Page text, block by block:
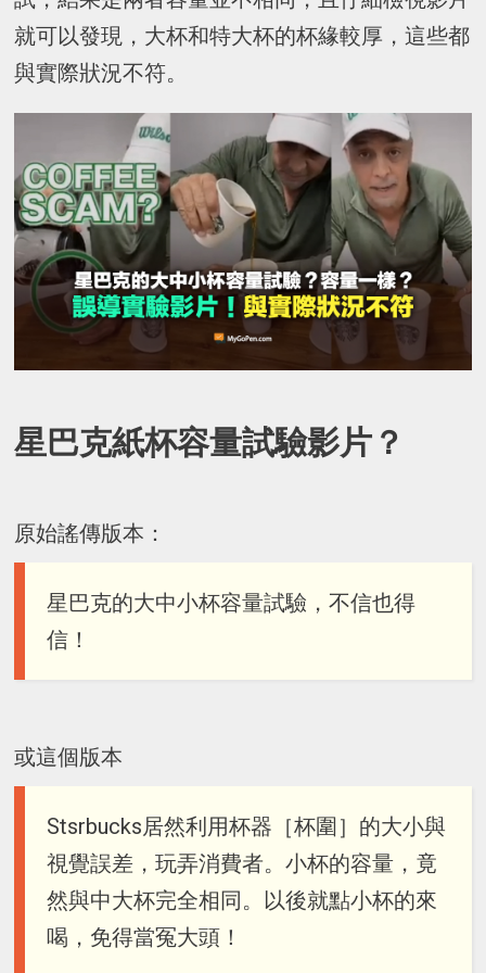
就可以發現，大杯和特大杯的杯緣較厚，這些都
與實際狀況不符。
星巴克紙杯容量試驗影片？
原始謠傳版本：
星巴克的大中小杯容量試驗，不信也得
信！
或這個版本
Stsrbucks居然利用杯器［杯圍］的大小與
視覺誤差，玩弄消費者。小杯的容量，竟
然與中大杯完全相同。以後就點小杯的來
喝，免得當冤大頭！